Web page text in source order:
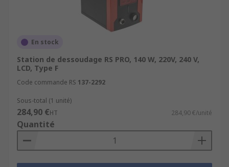
En stock
Station de dessoudage RS PRO, 140 W, 220V, 240 V,
LCD, Type F
Code commande RS 137-2292
Sous-total (1 unité)
284,90 €HT 284,90 €/unité
Quantité